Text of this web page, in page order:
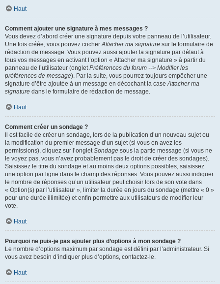
Haut
Comment ajouter une signature à mes messages ?
Vous devez d’abord créer une signature depuis votre panneau de l’utilisateur.
Une fois créée, vous pouvez cocherAttacher ma signature sur le formulaire de
rédaction de message. Vous pouvez aussi ajouter la signature par défaut à
tous vos messages en activant l’option « Attacher ma signature » à partir du
panneau de l’utilisateur (ongletPréférences du forum --> Modifier les
préférences de message). Par la suite, vous pourrez toujours empêcher une
signature d’être ajoutée à un message en décochant la caseAttacher ma
signature dans le formulaire de rédaction de message.
Haut
Comment créer un sondage ?
Il est facile de créer un sondage, lors de la publication d’un nouveau sujet ou
la modification du premier message d’un sujet (si vous en avez les
permissions), cliquez sur l’ongletSondage sous la partie message (si vous ne
le voyez pas, vous n’avez probablement pas le droit de créer des sondages).
Saisissez le titre du sondage et au moins deux options possibles, saisissez
une option par ligne dans le champ des réponses. Vous pouvez aussi indiquer
le nombre de réponses qu’un utilisateur peut choisir lors de son vote dans
« Option(s) par l’utilisateur », limiter la durée en jours du sondage (mettre « 0 »
pour une durée illimitée) et enfin permettre aux utilisateurs de modifier leur
vote.
Haut
Pourquoi ne puis-je pas ajouter plus d’options à mon sondage ?
Le nombre d’options maximum par sondage est défini par l’administrateur. Si
vous avez besoin d’indiquer plus d’options, contactez-le.
Haut